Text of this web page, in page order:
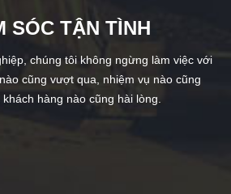
SÓC TẬN TÌNH
chúng tôi không ngừng làm việc với
cũng vượt qua, nhiệm vụ nào cũng
hàng nào cũng hài lòng.